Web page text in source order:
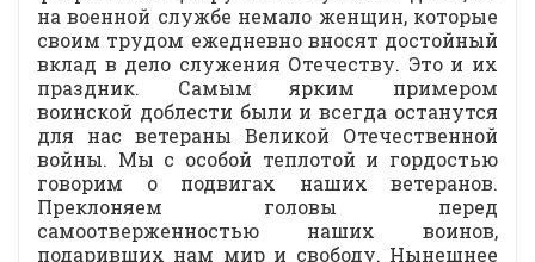
на военной службе немало женщин, которые
своим трудом ежедневно вносят достойный
вклад в дело служения Отечеству. Это и их
праздник. Самым ярким примером
воинской доблести были и всегда останутся
для нас ветераны Великой Отечественной
войны. Мы с особой теплотой и гордостью
говорим о подвигах наших ветеранов.
Преклоняем головы перед
самоотверженностью наших воинов,
подаривших нам мир и свободу. Нынешнее